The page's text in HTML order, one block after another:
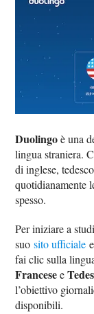
Duolingoè una
lingua straniera.
di inglese,
quotidianamente
spesso.
Per iniziare a
suosito ufficiale
fai clic sulla
Francesee
l’obiettivo
disponibili.